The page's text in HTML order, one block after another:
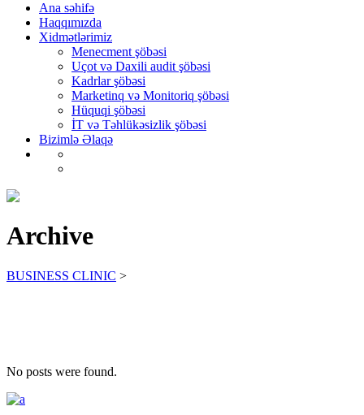
Ana səhifə
Haqqımızda
Xidmətlərimiz
Menecment şöbəsi
Uçot və Daxili audit şöbəsi
Kadrlar şöbəsi
Marketinq və Monitoriq şöbəsi
Hüquqi şöbəsi
İT və Təhlükəsizlik şöbəsi
Bizimlə Əlaqə
Archive
BUSINESS CLINIC >
No posts were found.